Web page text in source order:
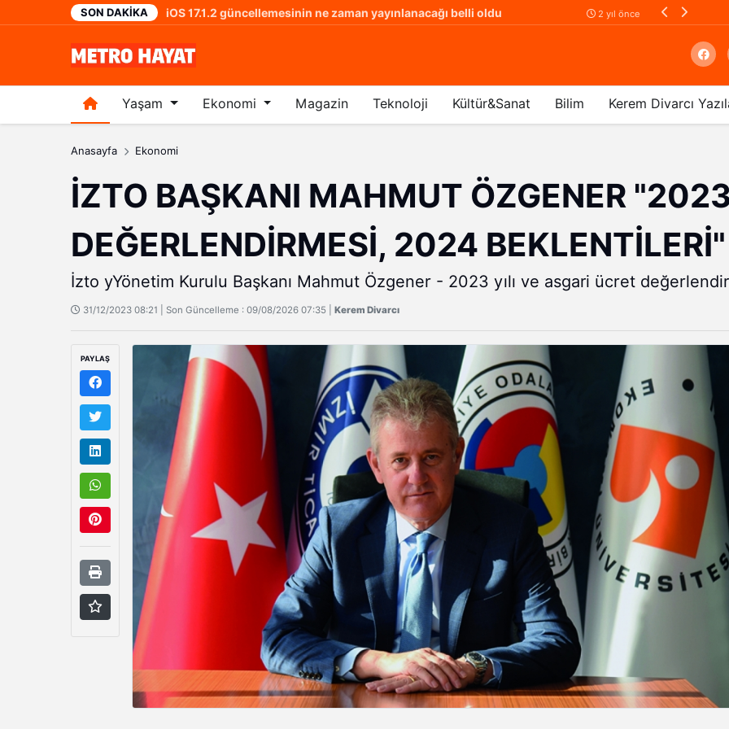
SON DAKIKA
2 yıl önce 2 yıl önce Karlı havada
Yaşam Ekonomi Magazin Teknoloji Kültür&Sanat Bilim Kerem Divarcı
Arama
Anasayfa Ekonomi
İZTO BAŞKANI MAHMUT ÖZGENER
DEĞERLENDİRMESİ, 2024 BEKLENTİLERİ"
İzto yYönetim Kurulu Başkanı Mahmut Özgener - 2023 yılı ve asgari ücret
31/12/2023 08:21 | Son Güncelleme : 09/08/2026 07:35 | Kerem Divarcı
PAYLAŞ